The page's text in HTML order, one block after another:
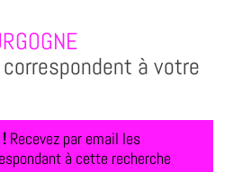
à votre
Recevez par email les
à cette recherche